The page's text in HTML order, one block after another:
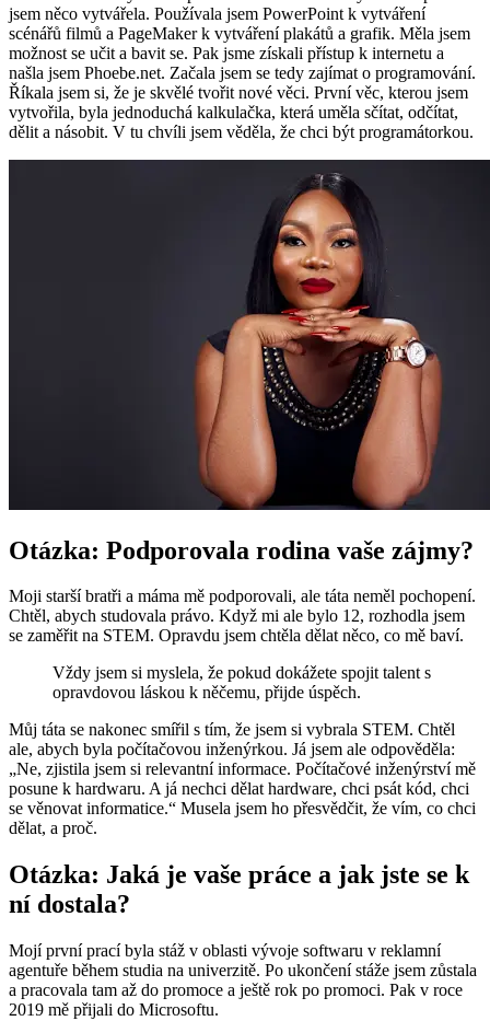
jsem něco vytvářela. Používala jsem PowerPoint k vytváření
scénářů filmů a PageMaker k vytváření plakátů a grafik. Měla jsem
možnost se učit a bavit se. Pak jsme získali přístup k internetu a
našla jsem Phoebe.net. Začala jsem se tedy zajímat o programování.
Říkala jsem si, že je skvělé tvořit nové věci. První věc, kterou jsem
vytvořila, byla jednoduchá kalkulačka, která uměla sčítat, odčítat,
dělit a násobit. V tu chvíli jsem věděla, že chci být programátorkou.
Otázka: Podporovala rodina vaše zájmy?
Moji starší bratři a máma mě podporovali, ale táta neměl pochopení.
Chtěl, abych studovala právo. Když mi ale bylo 12, rozhodla jsem
se zaměřit na STEM. Opravdu jsem chtěla dělat něco, co mě baví.
Vždy jsem si myslela, že pokud dokážete spojit talent s
opravdovou láskou k něčemu, přijde úspěch.
Můj táta se nakonec smířil s tím, že jsem si vybrala STEM. Chtěl
ale, abych byla počítačovou inženýrkou. Já jsem ale odpověděla:
„Ne, zjistila jsem si relevantní informace. Počítačové inženýrství mě
posune k hardwaru. A já nechci dělat hardware, chci psát kód, chci
se věnovat informatice.“ Musela jsem ho přesvědčit, že vím, co chci
dělat, a proč.
Otázka: Jaká je vaše práce a jak jste se k
ní dostala?
Mojí první prací byla stáž v oblasti vývoje softwaru v reklamní
agentuře během studia na univerzitě. Po ukončení stáže jsem zůstala
a pracovala tam až do promoce a ještě rok po promoci. Pak v roce
2019 mě přijali do Microsoftu.